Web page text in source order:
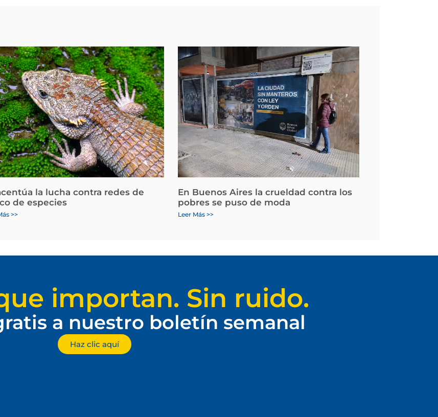
la lucha contra redes de
de especies
>>
En Buenos Aires la crueldad contra los
pobres se puso de moda
Leer Más >>
importan. Sin ruido.
a nuestro boletín semanal
Haz clic aquí